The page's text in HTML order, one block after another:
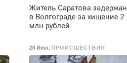
Житель Саратова задержан
в Волгограде за хищение 2
млн рублей
28 Июл, ПРОИСШЕСТВИЯ